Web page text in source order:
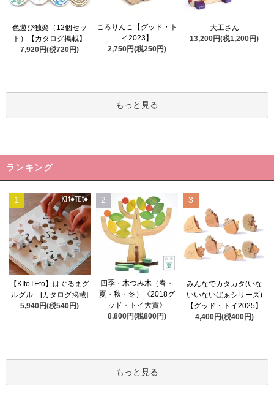
色遊び独楽（12個セッ
ト）【カタログ掲載】
7,920円(税720円)
ころりんこ【グッド・ト
イ2023】
2,750円(税250円)
大工さん
13,200円(税1,200円)
もっと見る
ランキング
1
【KItoTEto】はぐるまグ
ルグル [カタログ掲載]
5,940円(税540円)
2
四季・木つみ木（春・
夏・秋・冬）《2018グ
ッド・トイ大賞》
8,800円(税800円)
3
みんなでカタカタ(いな
いいないばぁシリーズ)
【グッド・トイ2025】
4,400円(税400円)
もっと見る